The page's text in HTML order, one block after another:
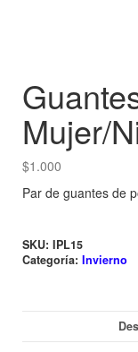
Mujer/
$1.000
Par de guantes de
SKU: IPL15
Categoría: Invierno